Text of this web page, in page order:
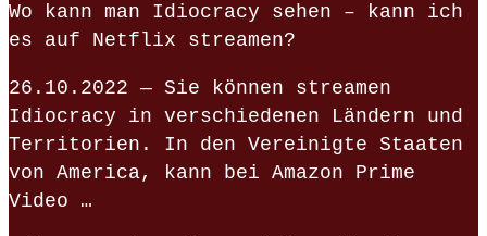
Wo kann man Idiocracy sehen – kann ich
es auf Netflix streamen?
26.10.2022 — Sie können streamen
Idiocracy in verschiedenen Ländern und
Territorien. In den Vereinigte Staaten
von America, kann bei Amazon Prime
Video …